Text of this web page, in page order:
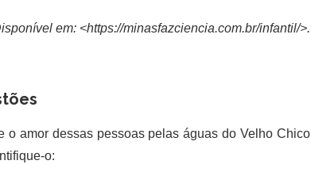
em: <https://minasfazciencia.com.br/infantil/>.
o amor dessas pessoas pelas águas do Velho Chico
o: